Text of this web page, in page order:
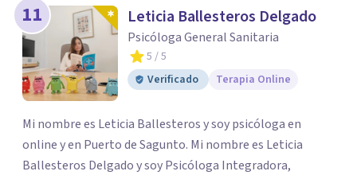
11 Leticia Ballesteros Delgado
Psicóloga General Sanitaria
5 / 5
Verificado
Terapia Online
Mi nombre es Leticia Ballesteros y soy psicóloga en
online y en Puerto de Sagunto. Mi nombre es Leticia
Ballesteros Delgado y soy Psicóloga Integradora,